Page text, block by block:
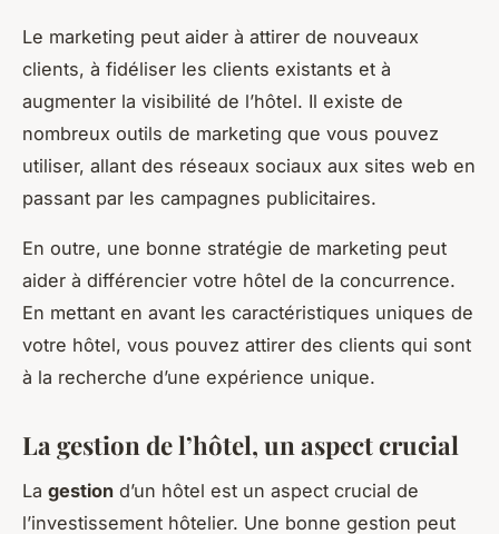
Le marketing peut aider à attirer de nouveaux
clients, à fidéliser les clients existants et à
augmenter la visibilité de l’hôtel. Il existe de
nombreux outils de marketing que vous pouvez
utiliser, allant des réseaux sociaux aux sites web en
passant par les campagnes publicitaires.
En outre, une bonne stratégie de marketing peut
aider à différencier votre hôtel de la concurrence.
En mettant en avant les caractéristiques uniques de
votre hôtel, vous pouvez attirer des clients qui sont
à la recherche d’une expérience unique.
La gestion de l’hôtel, un aspect crucial
La gestion d’un hôtel est un aspect crucial de
l’investissement hôtelier. Une bonne gestion peut